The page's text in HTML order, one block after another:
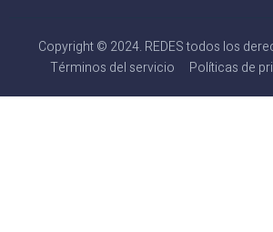
Copyright © 2024. REDES todos los
Términos del servicio
Políticas de